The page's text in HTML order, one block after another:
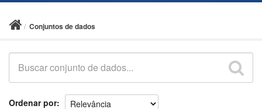
de
no
Conjuntos de dados
Ordenar por